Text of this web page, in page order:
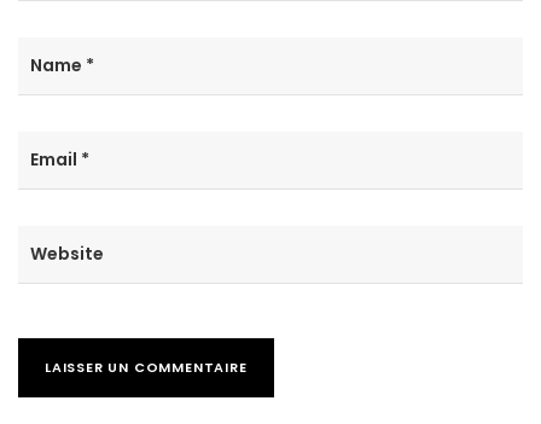
Name *
Email *
Website
LAISSER UN COMMENTAIRE